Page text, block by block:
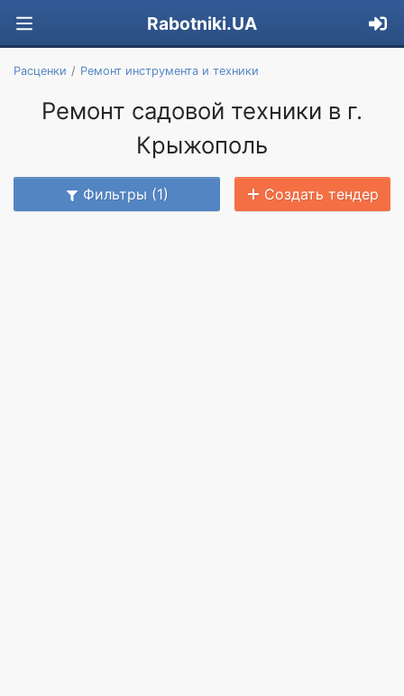
Rabotniki.UA
Расценки Ремонт инструмента и техники
Ремонт садовой техники в г.
Крыжополь
Фильтры (1) Создать тендер